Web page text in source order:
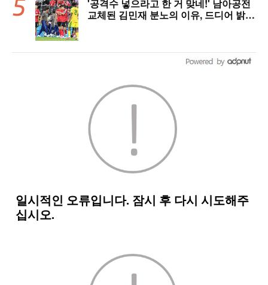
'공격수 넣으라고 한 거 맞네!' 남아공전
교체된 김민재 분노의 이유, 드디어 밝혀